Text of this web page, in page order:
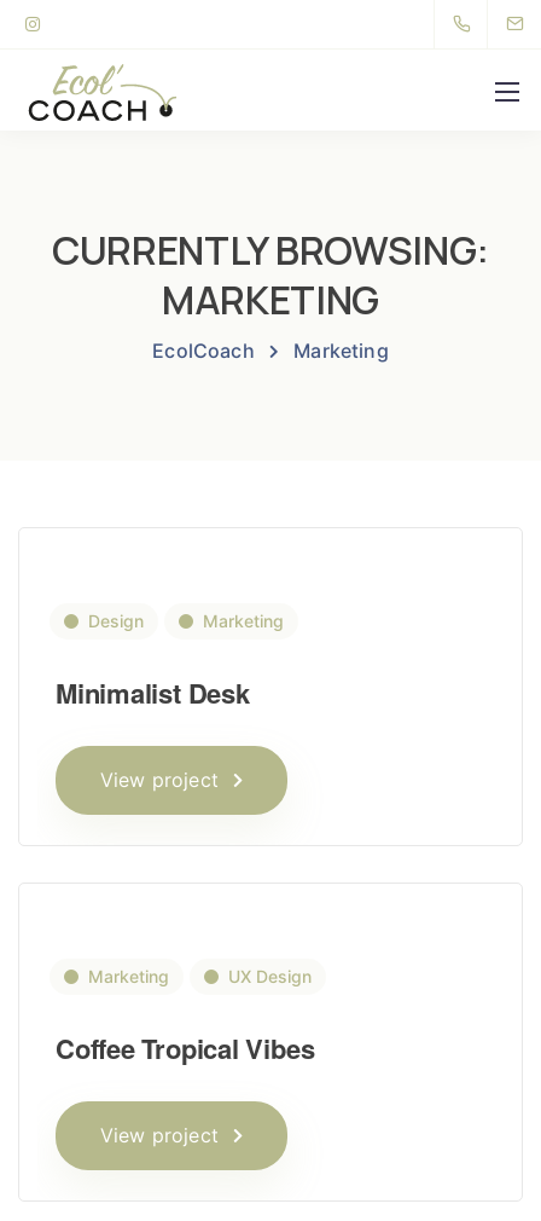
CURRENTLY BROWSING:
MARKETING
EcolCoach Marketing
Design Marketing
Minimalist Desk
View project
Marketing UX Design
Coffee Tropical Vibes
View project